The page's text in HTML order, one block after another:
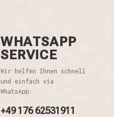
WHATSAPP
SERVICE
Wir helfen Ihnen schnell
und einfach via
WhatsApp:
+49 176 62531911